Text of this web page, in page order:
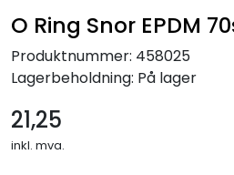
O Ring Snor EPDM
Produktnummer: 458025
Lagerbeholdning: På lager
21,25
inkl. mva.
Industriprodukter